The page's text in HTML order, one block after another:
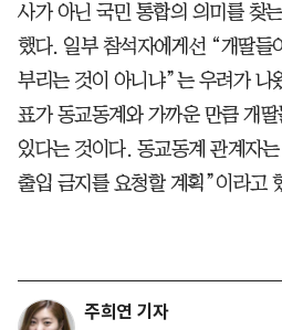
사가 아닌 국민 통합의 의미를 찾
했다. 일부 참석자에게선 “개딸들
부리는 것이 아니냐”는 우려가 나
표가 동교동계와 가까운 만큼 개
있다는 것이다. 동교동계 관계자
출입 금지를 요청할 계획”이라고
주희연 기자